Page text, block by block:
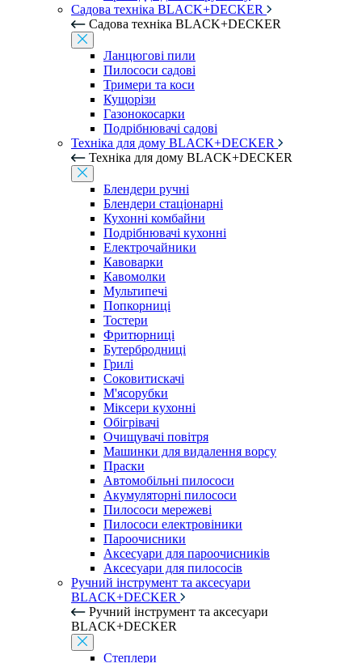
Садова техніка BLACK+DECKER
Садова техніка BLACK+DECKER
Ланцюгові пили
Пилососи садові
Тримери та коси
Кущорізи
Газонокосарки
Подрібнювачі садові
Техніка для дому BLACK+DECKER
Техніка для дому BLACK+DECKER
Блендери ручні
Блендери стаціонарні
Кухонні комбайни
Подрібнювачі кухонні
Електрочайники
Кавоварки
Кавомолки
Мультипечі
Попкорниці
Тостери
Фритюрниці
Бутербродниці
Грилі
Соковитискачі
М'ясорубки
Міксери кухонні
Обігрівачі
Очищувачі повітря
Машинки для видалення ворсу
Праски
Автомобільні пилососи
Акумуляторні пилососи
Пилососи мережеві
Пилососи електровіники
Пароочисники
Аксесуари для пароочисників
Аксесуари для пилососів
Ручний інструмент та аксесуари
BLACK+DECKER
Ручний інструмент та аксесуари
BLACK+DECKER
Степлери